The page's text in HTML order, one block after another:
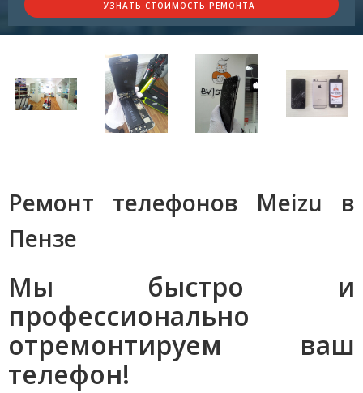
Ремонт телефонов Meizu в
Пензе
Мы быстро и
профессионально
отремонтируем ваш
телефон!